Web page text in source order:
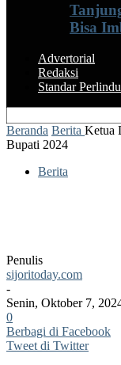
Bisa
Advertorial
Redaksi
Standar
Beranda Berita Ketua
Bupati 2024
Berita
Penulis
sijoritoday.com
-
Senin, Oktober 7,
0
Berbagi di Facebook
Tweet di Twitter